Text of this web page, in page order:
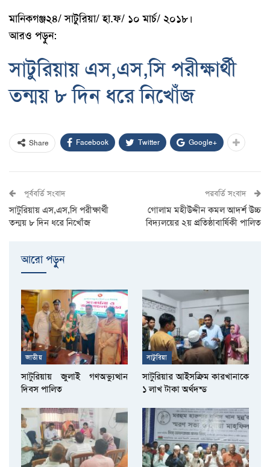
মানিকগঞ্জ২৪/ সাটুরিয়া/ হা.ফ/ ১০ মার্চ/ ২০১৮।
আরও পড়ুন:
সাটুরিয়ায় এস,এস,সি পরীক্ষার্থী
তন্ময় ৮ দিন ধরে নিখোঁজ
Share Facebook Twitter Google+
পূর্ববর্তি সংবাদ
সাটুরিয়ায় এস,এস,সি পরীক্ষার্থী
তন্ময় ৮ দিন ধরে নিখোঁজ
পরবর্তি সংবাদ
গোলাম মহীউদ্দীন কমল আদর্শ উচ্চ
বিদ্যলয়ের ২য় প্রতিষ্ঠাবার্ষিকী পালিত
আরো পড়ুুন
জাতীয়
সাটুরিয়ায় জুলাই গণঅভ্যুত্থান
দিবস পালিত
সাটুরিয়া
সাটুরিয়ার আইসক্রিম কারখানাকে
১ লাখ টাকা অর্থদন্ড